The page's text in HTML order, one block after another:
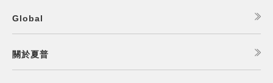
Global
關於夏普